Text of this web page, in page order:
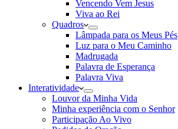
Vencendo Vem Jesus
Viva ao Rei
Quadros
Lâmpada para os Meus Pés
Luz para o Meu Caminho
Madrugada
Palavra de Esperança
Palavra Viva
Interatividade
Louvor da Minha Vida
Minha experiência com o Senhor
Participação Ao Vivo